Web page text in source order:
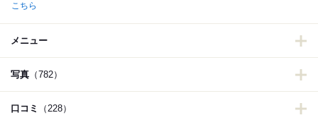
こちら
メニュー
写真 （782）
口コミ （228）